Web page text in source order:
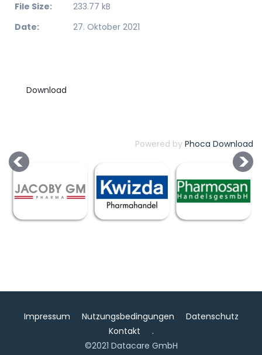
File Size:
233.77 kB
Date:
27. Oktober 2021
Powered by Phoca Download
Impressum Nutzungsbedingungen
Datenschutz
Kontakt
.
©2021 Datacare GmbH